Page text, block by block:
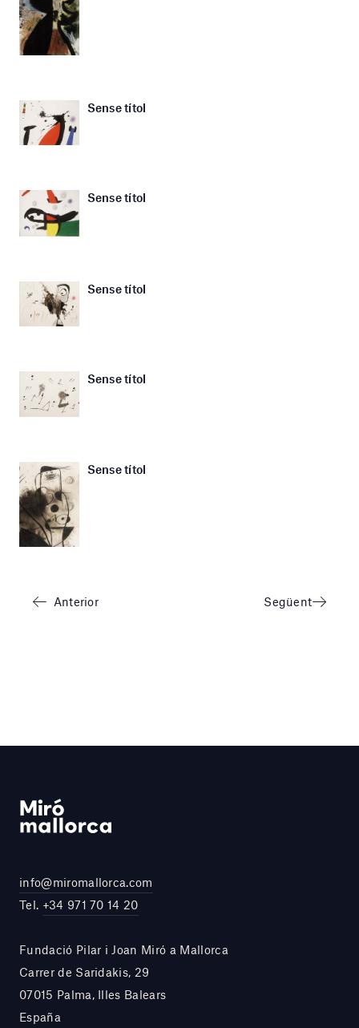
Sense títol
Sense títol
Sense títol
Sense títol
Sense títol
Anterior Següent
info@miromallorca.com
Tel. +34 971 70 14 20
Fundació Pilar i Joan Miró a Mallorca
Carrer de Saridakis, 29
07015 Palma, Illes Balears
España